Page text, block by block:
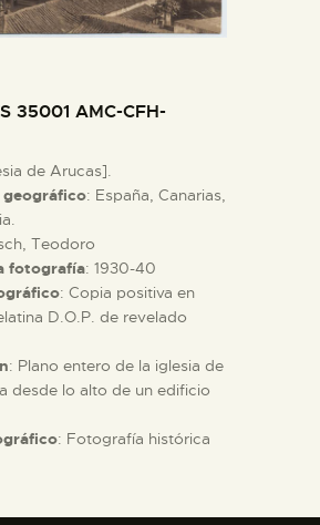
35001 AMC-CFH-
de Arucas].
: España, Canarias,
Teodoro
fotografía: 1930-40
: Copia positiva en
D.O.P. de revelado
: Plano entero de la iglesia de
desde lo alto de un edificio
: Fotografía histórica